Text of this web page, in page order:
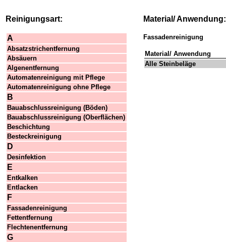
Reinigungsart: Material/ Anwendung:
A
Absatzstrichentfernung
Absäuern
Algenentfernung
Automatenreinigung mit Pflege
Automatenreinigung ohne Pflege
B
Bauabschlussreinigung (Böden)
Bauabschlussreinigung (Oberflächen)
Beschichtung
Besteckreinigung
D
Desinfektion
E
Entkalken
Entlacken
F
Fassadenreinigung
Fettentfernung
Flechtenentfernung
G
Fassadenreinigung
Material/ Anwendung
Alle Steinbeläge